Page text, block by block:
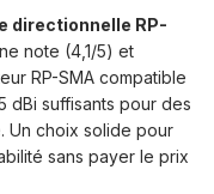
directionnelle RP-
note (4,1/5) et
RP-SMA compatible
dBi suffisants pour des
Un choix solide pour
sans payer le prix